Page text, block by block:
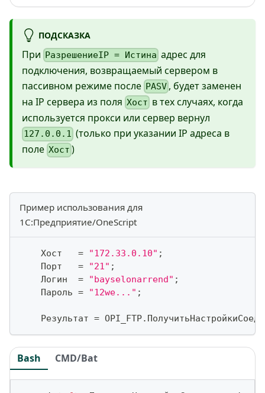
ПОДСКАЗКА
При РазрешениеIP = Истина адрес для
подключения, возвращаемый сервером в
пассивном режиме после PASV , будет заменен
на IP сервера из поля Хост в тех случаях, когда
используется прокси или сервер вернул
127.0.0.1 (только при указании IP адреса в
поле Хост )
Пример использования для
1С:Предприятие/OneScript
    Хост
= "172.33.0.10" ;
    Порт
= "21" ;
    Логин
= "bayselonarrend" ;
    Пароль
= "12we..." ;
    Результат
= OPI_FTP.
Bash CMD/Bat